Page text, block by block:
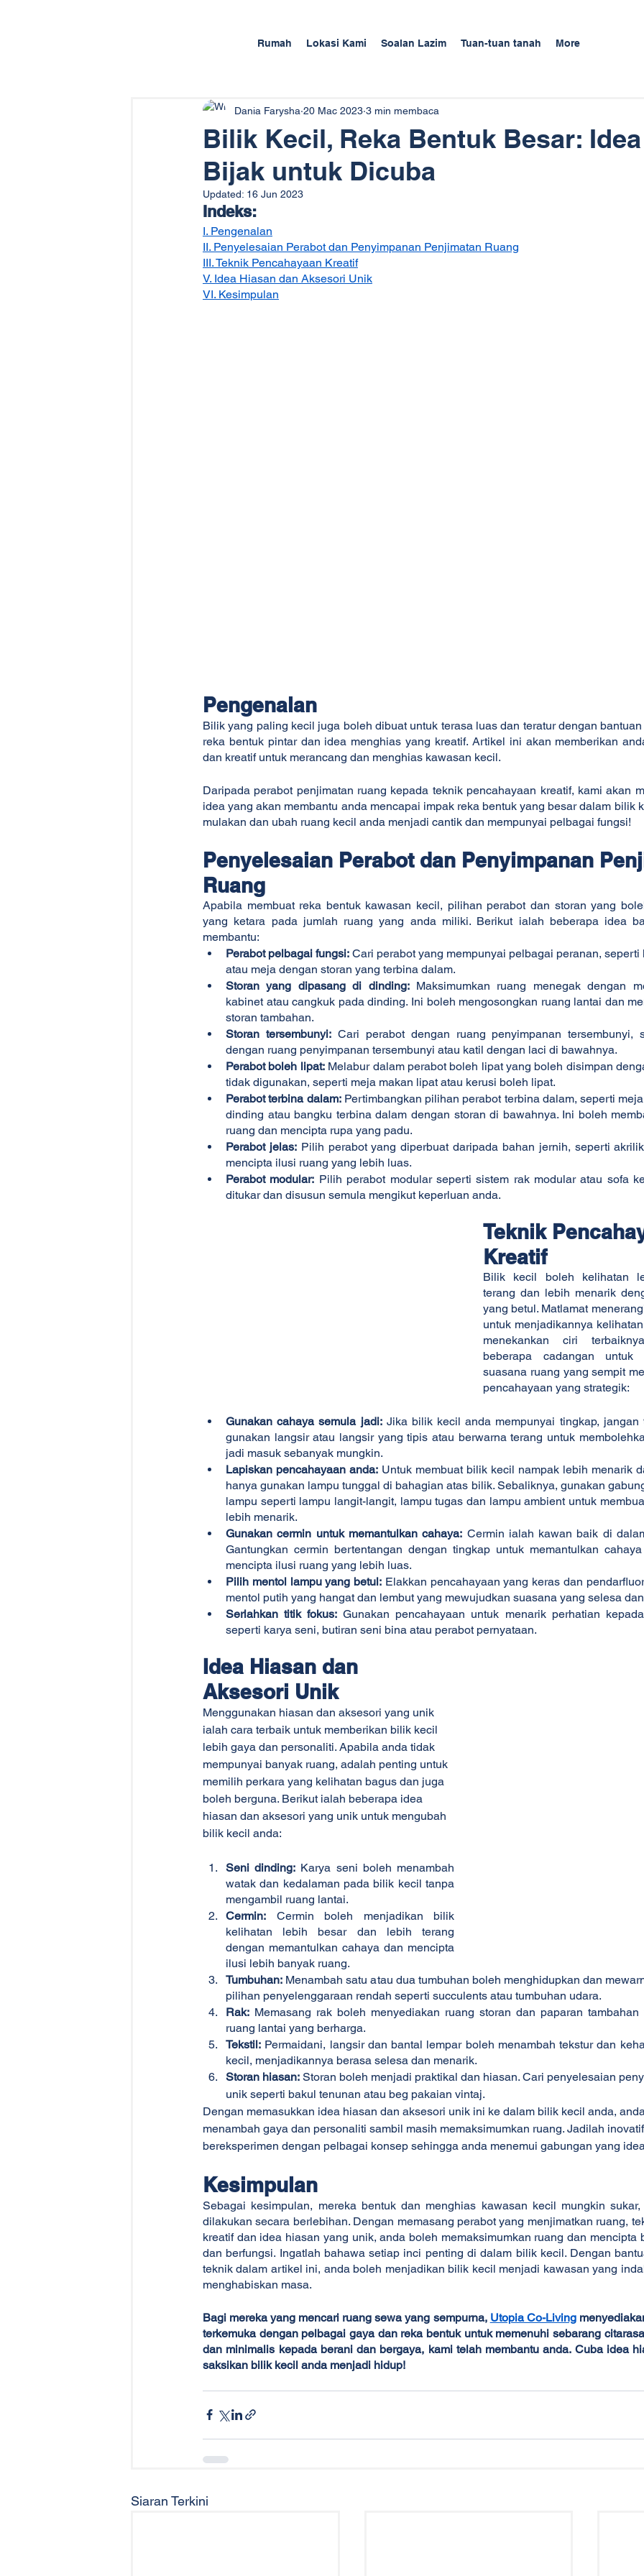
Rumah Lokasi Kami Soalan Lazim Tuan-tuan tanah More
Bilik Kecil, Reka Bentuk Besar:
Bijak untuk Dicuba
Dania Farysha 20 Mac 2023 3 min membaca
Updated: 16 Jun 2023
Indeks:
I. Pengenalan
II. Penyelesaian Perabot dan Penyimpanan Penjimatan Ruang
III. Teknik Pencahayaan Kreatif
V. Idea Hiasan dan Aksesori Unik
VI. Kesimpulan
Pengenalan
Bilik yang paling kecil juga boleh dibuat untuk terasa luas dan teratur dengan
reka bentuk pintar dan idea menghias yang kreatif. Artikel ini akan memberikan
dan kreatif untuk merancang dan menghias kawasan kecil.
Daripada perabot penjimatan ruang kepada teknik pencahayaan kreatif, kami akan
idea yang akan membantu anda mencapai impak reka bentuk yang besar dalam bilik
mulakan dan ubah ruang kecil anda menjadi cantik dan mempunyai pelbagai fungsi!
Penyelesaian Perabot dan Penyimpanan
Ruang
Apabila membuat reka bentuk kawasan kecil, pilihan perabot dan storan yang
yang ketara pada jumlah ruang yang anda miliki. Berikut ialah beberapa idea
membantu:
Perabot pelbagai fungsi: Cari perabot yang mempunyai pelbagai peranan, seperti
atau meja dengan storan yang terbina dalam.
Storan yang dipasang di dinding: Maksimumkan ruang menegak dengan
kabinet atau cangkuk pada dinding. Ini boleh mengosongkan ruang lantai dan
storan tambahan.
Storan tersembunyi: Cari perabot dengan ruang penyimpanan tersembunyi,
dengan ruang penyimpanan tersembunyi atau katil dengan laci di bawahnya.
Perabot boleh lipat: Melabur dalam perabot boleh lipat yang boleh disimpan
tidak digunakan, seperti meja makan lipat atau kerusi boleh lipat.
Perabot terbina dalam: Pertimbangkan pilihan perabot terbina dalam, seperti
dinding atau bangku terbina dalam dengan storan di bawahnya. Ini boleh
ruang dan mencipta rupa yang padu.
Perabot jelas: Pilih perabot yang diperbuat daripada bahan jernih, seperti
mencipta ilusi ruang yang lebih luas.
Perabot modular: Pilih perabot modular seperti sistem rak modular atau sofa
ditukar dan disusun semula mengikut keperluan anda.
Teknik
Kreatif
Bilik kecil boleh kelihatan
terang dan lebih menarik
yang betul. Matlamat
untuk menjadikannya
menekankan ciri
beberapa cadangan untuk
suasana ruang yang sempit
pencahayaan yang strategik:
Gunakan cahaya semula jadi: Jika bilik kecil anda mempunyai tingkap, jangan
gunakan langsir atau langsir yang tipis atau berwarna terang untuk
jadi masuk sebanyak mungkin.
Lapiskan pencahayaan anda: Untuk membuat bilik kecil nampak lebih menarik
hanya gunakan lampu tunggal di bahagian atas bilik. Sebaliknya, gunakan
lampu seperti lampu langit-langit, lampu tugas dan lampu ambient untuk
lebih menarik.
Gunakan cermin untuk memantulkan cahaya: Cermin ialah kawan baik di
Gantungkan cermin bertentangan dengan tingkap untuk memantulkan
mencipta ilusi ruang yang lebih luas.
Pilih mentol lampu yang betul: Elakkan pencahayaan yang keras dan
mentol putih yang hangat dan lembut yang mewujudkan suasana yang selesa
Serlahkan titik fokus: Gunakan pencahayaan untuk menarik perhatian
seperti karya seni, butiran seni bina atau perabot pernyataan.
Idea Hiasan dan
Aksesori Unik
Menggunakan hiasan dan aksesori yang unik
ialah cara terbaik untuk memberikan bilik kecil
lebih gaya dan personaliti. Apabila anda tidak
mempunyai banyak ruang, adalah penting untuk
memilih perkara yang kelihatan bagus dan juga
boleh berguna. Berikut ialah beberapa idea
hiasan dan aksesori yang unik untuk mengubah
bilik kecil anda:
Seni dinding: Karya seni boleh menambah
watak dan kedalaman pada bilik kecil tanpa
mengambil ruang lantai.
Cermin: Cermin boleh menjadikan bilik
kelihatan lebih besar dan lebih terang
dengan memantulkan cahaya dan mencipta
ilusi lebih banyak ruang.
Tumbuhan: Menambah satu atau dua tumbuhan boleh menghidupkan dan
pilihan penyelenggaraan rendah seperti succulents atau tumbuhan udara.
Rak: Memasang rak boleh menyediakan ruang storan dan paparan tambahan
ruang lantai yang berharga.
Tekstil: Permaidani, langsir dan bantal lempar boleh menambah tekstur dan
kecil, menjadikannya berasa selesa dan menarik.
Storan hiasan: Storan boleh menjadi praktikal dan hiasan. Cari penyelesaian
unik seperti bakul tenunan atau beg pakaian vintaj.
Dengan memasukkan idea hiasan dan aksesori unik ini ke dalam bilik kecil anda,
menambah gaya dan personaliti sambil masih memaksimumkan ruang. Jadilah
bereksperimen dengan pelbagai konsep sehingga anda menemui gabungan yang
Kesimpulan
Sebagai kesimpulan, mereka bentuk dan menghias kawasan kecil mungkin
dilakukan secara berlebihan. Dengan memasang perabot yang menjimatkan ruang,
kreatif dan idea hiasan yang unik, anda boleh memaksimumkan ruang dan mencipta
dan berfungsi. Ingatlah bahawa setiap inci penting di dalam bilik kecil. Dengan
teknik dalam artikel ini, anda boleh menjadikan bilik kecil menjadi kawasan yang
menghabiskan masa.
Bagi mereka yang mencari ruang sewa yang sempurna, Utopia Co-Living
terkemuka dengan pelbagai gaya dan reka bentuk untuk memenuhi sebarang
dan minimalis kepada berani dan bergaya, kami telah membantu anda. Cuba idea
saksikan bilik kecil anda menjadi hidup!
Siaran Terkini